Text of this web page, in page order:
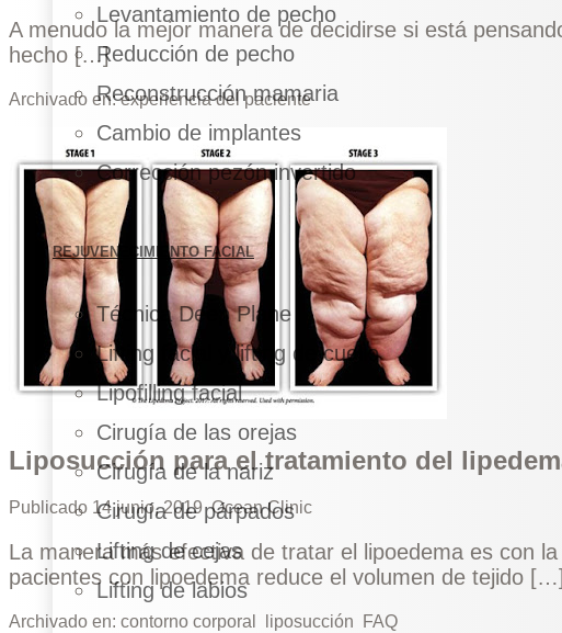
Levantamiento de pecho
Reducción de pecho
Reconstrucción mamaria
Cambio de implantes
Corrección pezón invertido
REJUVENECIMIENTO FACIAL
Técnica Deep Plane
Lifting facial y lifting de cuello
Lipofilling facial
Cirugía de las orejas
Cirugía de la nariz
Cirugía de párpados
Lifting de cejas
Lifting de labios
A menudo la mejor manera de decidirse si está
hecho […]
Archivado en:experiencia del paciente
Liposucción para el tratamiento del
Publicado 14 junio, 2019Ocean Clinic
La manera más efectiva de tratar el lipoedema es con
pacientes con lipoedema reduce el volumen de tejido […]
Archivado en: contorno corporal liposucción FAQ